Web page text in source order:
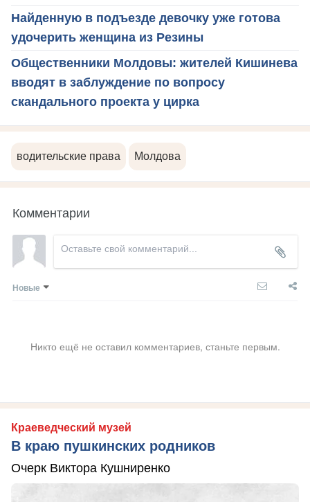
Найденную в подъезде девочку уже готова
удочерить женщина из Резины
Общественники Молдовы: жителей Кишинева
вводят в заблуждение по вопросу
скандального проекта у цирка
водительские права Молдова
Комментарии
Новые
Никто ещё не оставил комментариев, станьте первым.
Краеведческий музей
В краю пушкинских родников
Очерк Виктора Кушниренко